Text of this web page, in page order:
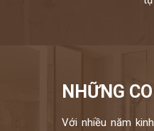
NHỮNG
Với nhiều năm